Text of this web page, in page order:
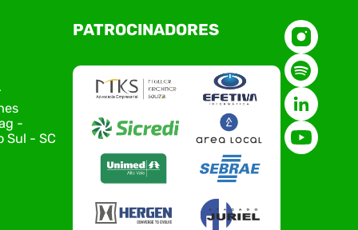
O Polo ACATE-ACIRS, por meio do NIAVI – Núcleo
de Tecnologia da Informação do Alto Vale do
Conexão Tech NIAVI, reunindo empresas de
tecnologia da região para uma noite de
conteúdo estratégico e
de novas iniciativas para o setor.
encontro aconteceu em Rio…
-
Sul - SC
PATROCINADORES